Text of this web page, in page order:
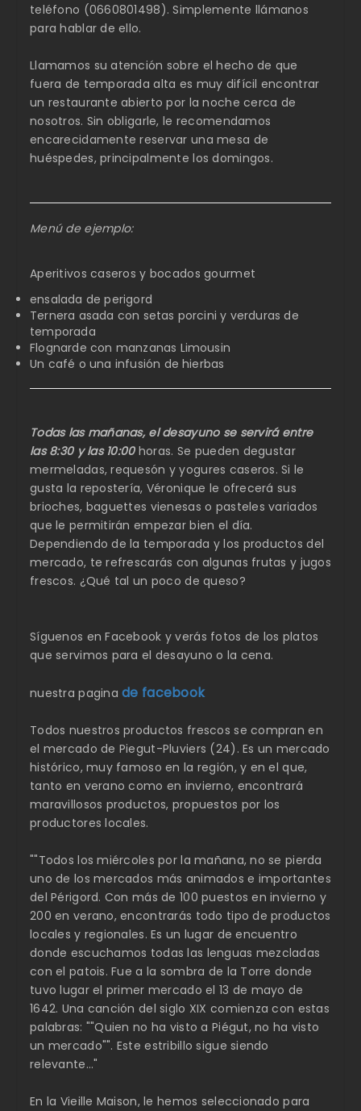
teléfono (0660801498). Simplemente llámanos
para hablar de ello.
Llamamos su atención sobre el hecho de que
fuera de temporada alta es muy difícil encontrar
un restaurante abierto por la noche cerca de
nosotros. Sin obligarle, le recomendamos
encarecidamente reservar una mesa de
huéspedes, principalmente los domingos.
Menú de ejemplo:
Aperitivos caseros y bocados gourmet
ensalada de perigord
Ternera asada con setas porcini y verduras de
temporada
Flognarde con manzanas Limousin
Un café o una infusión de hierbas
Todas las mañanas, el desayuno se servirá entre
las 8:30 y las 10:00horas. Se pueden degustar
mermeladas, requesón y yogures caseros. Si le
gusta la repostería, Véronique le ofrecerá sus
brioches, baguettes vienesas o pasteles variados
que le permitirán empezar bien el día.
Dependiendo de la temporada y los productos del
mercado, te refrescarás con algunas frutas y jugos
frescos. ¿Qué tal un poco de queso?
Síguenos en Facebook y verás fotos de los platos
que servimos para el desayuno o la cena.
nuestra paginade facebook
Todos nuestros productos frescos se compran en
el mercado de Piegut-Pluviers (24). Es un mercado
histórico, muy famoso en la región, y en el que,
tanto en verano como en invierno, encontrará
maravillosos productos, propuestos por los
productores locales.
""Todos los miércoles por la mañana, no se pierda
uno de los mercados más animados e importantes
del Périgord. Con más de 100 puestos en invierno y
200 en verano, encontrarás todo tipo de productos
locales y regionales. Es un lugar de encuentro
donde escuchamos todas las lenguas mezcladas
con el patois. Fue a la sombra de la Torre donde
tuvo lugar el primer mercado el 13 de mayo de
1642. Una canción del siglo XIX comienza con estas
palabras: ""Quien no ha visto a Piégut, no ha visto
un mercado"". Este estribillo sigue siendo
relevante..."
En la Vieille Maison, le hemos seleccionado para